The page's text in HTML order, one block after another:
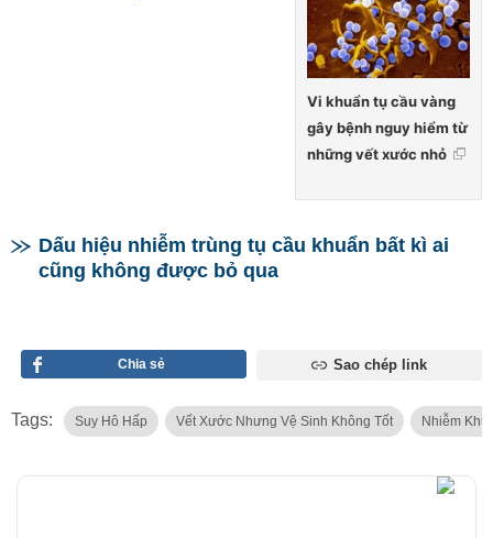
Vi khuẩn tụ cầu vàng
gây bệnh nguy hiểm từ
những vết xước nhỏ
Dấu hiệu nhiễm trùng tụ cầu khuẩn bất kì ai
cũng không được bỏ qua
Chia sẻ Sao chép link
Tags: Suy Hô Hấp Vết Xước Nhưng Vệ Sinh Không Tốt Nhiễm